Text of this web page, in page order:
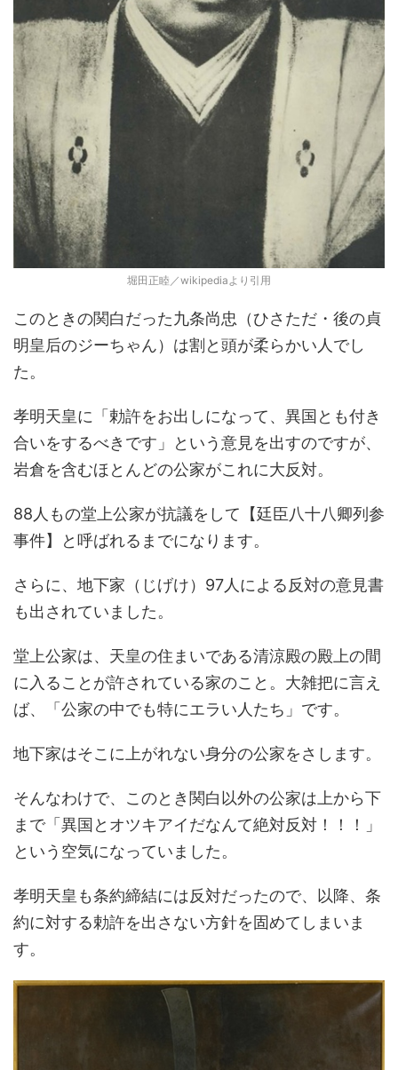
堀田正睦／wikipediaより引用
このときの関白だった九条尚忠（ひさただ・後の貞
明皇后のジーちゃん）は割と頭が柔らかい人でし
た。
孝明天皇に「勅許をお出しになって、異国とも付き
合いをするべきです」という意見を出すのですが、
岩倉を含むほとんどの公家がこれに大反対。
88人もの堂上公家が抗議をして【廷臣八十八卿列参
事件】と呼ばれるまでになります。
さらに、地下家（じげけ）97人による反対の意見書
も出されていました。
堂上公家は、天皇の住まいである清涼殿の殿上の間
に入ることが許されている家のこと。大雑把に言え
ば、「公家の中でも特にエラい人たち」です。
地下家はそこに上がれない身分の公家をさします。
そんなわけで、このとき関白以外の公家は上から下
まで「異国とオツキアイだなんて絶対反対！！！」
という空気になっていました。
孝明天皇も条約締結には反対だったので、以降、条
約に対する勅許を出さない方針を固めてしまいま
す。